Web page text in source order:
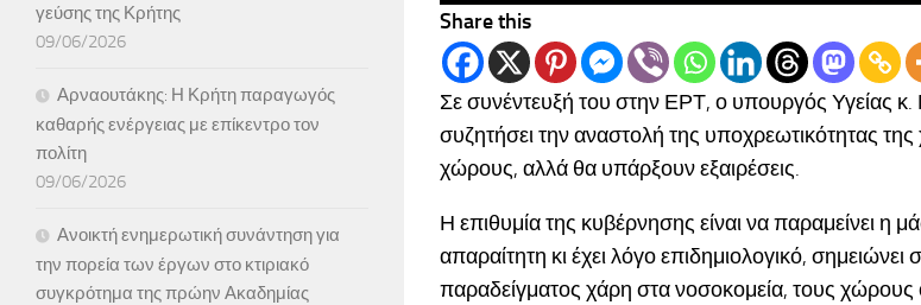
Share this
Σε συνέντευξή του στην ΕΡΤ, ο υπουργός Υγείας
συζητήσει την αναστολή της υποχρεωτικότητας
χώρους, αλλά θα υπάρξουν εξαιρέσεις.
Η επιθυμία της κυβέρνησης είναι να παραμείνει η
απαραίτητη κι έχει λόγο επιδημιολογικό,
παραδείγματος χάρη στα νοσοκομεία, τους χώρους
γεύσης της Κρήτης
09/06/2026
Αρναουτάκης: Η Κρήτη παραγωγός
καθαρής ενέργειας με επίκεντρο τον
πολίτη
09/06/2026
Ανοικτή ενημερωτική συνάντηση για
την πορεία των έργων στο κτιριακό
συγκρότημα της πρώην Ακαδημίας